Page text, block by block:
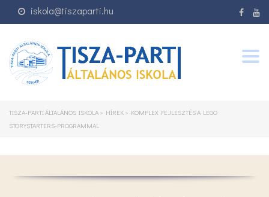
iskola@tiszaparti.hu
TISZA-PARTI ÁLTALÁNOS ISKOLA > HÍREK > KOMPLEX FEJLESZTÉS A LEGO
STORYSTARTERS-PROGRAMMAL